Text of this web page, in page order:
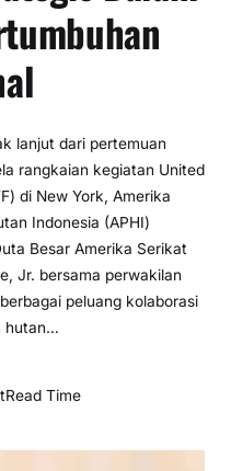
lanjut dari pertemuan
rangkaian kegiatan United
di New York, Amerika
Indonesia (APHI)
Besar Amerika Serikat
Jr. bersama perwakilan
peluang kolaborasi
hutan…
Read Time